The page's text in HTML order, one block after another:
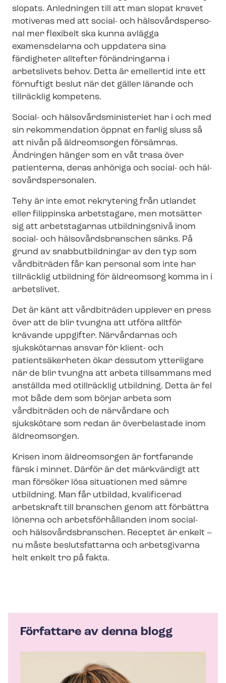
slopats. Anledningen till att man slopat kravet
motiveras med att social- och häl­so­vårds­per­so­
nal mer flexibelt ska kunna avlägga
examensdelarna och uppdatera sina
färdigheter alltefter förändringarna i
arbetslivets behov. Detta är emellertid inte ett
förnuftigt beslut när det gäller lärande och
tillräcklig kompetens.
Social- och häl­so­vårds­mi­ni­s­te­ri­et har i och med
sin rekommendation öppnat en farlig sluss så
att nivån på äldreomsorgen försämras.
Ändringen hänger som en våt trasa över
patienterna, deras anhöriga och social- och häl­
so­vårds­per­so­na­len.
Tehy är inte emot rekrytering från utlandet
eller filippinska arbetstagare, men motsätter
sig att arbetstagarnas utbildningsnivå inom
social- och häl­so­vårds­bran­schen sänks. På
grund av snabbutbildningar av den typ som
vårdbiträden får kan personal som inte har
tillräcklig utbildning för äldreomsorg komma in i
arbetslivet.
Det är känt att vårdbiträden upplever en press
över att de blir tvungna att utföra alltför
krävande uppgifter. Närvårdarnas och
sjukskötarnas ansvar för klient- och
patientsäkerheten ökar dessutom ytterligare
när de blir tvungna att arbeta tillsammans med
anställda med otillräcklig utbildning. Detta är fel
mot både dem som börjar arbeta som
vårdbiträden och de närvårdare och
sjukskötare som redan är överbelastade inom
äldreomsorgen.
Krisen inom äldreomsorgen är fortfarande
färsk i minnet. Därför är det märkvärdigt att
man försöker lösa situationen med sämre
utbildning. Man får utbildad, kvalificerad
arbetskraft till branschen genom att förbättra
lönerna och ar­bets­för­hål­lan­den inom social-
och häl­so­vårds­bran­schen. Receptet är enkelt –
nu måste beslutsfattarna och arbetsgivarna
helt enkelt tro på fakta.
Författare av denna blogg